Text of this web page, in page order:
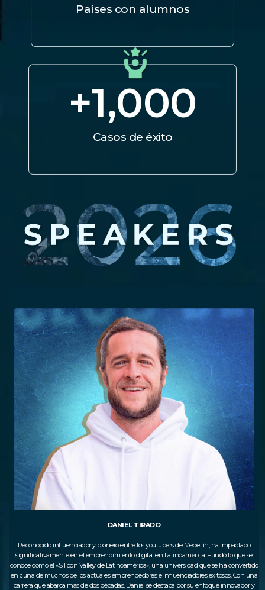
Países con alumnos
Casos de éxito
+1,000
DANIEL TIRADO
Reconocido influenciador y pionero entre los youtubers de Medellín, ha impactado
significativamente en el emprendimiento digital en Latinoamérica. Fundó lo que se
conoce como el «Silicon Valley de Latinoamérica», una universidad que se ha convertido
en cuna de muchos de los actuales emprendedores e influenciadores exitosos. Con una
carrera que abarca más de dos décadas, Daniel se destaca por su enfoque innovador y